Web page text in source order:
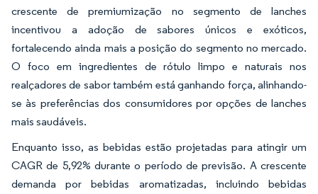
crescente de premiumização no segmento de lanches
incentivou a adoção de sabores únicos e exóticos,
fortalecendo ainda mais a posição do segmento no mercado.
O foco em ingredientes de rótulo limpo e naturais nos
realçadores de sabor também está ganhando força, alinhando-
se às preferências dos consumidores por opções de lanches
mais saudáveis.
Enquanto isso, as bebidas estão projetadas para atingir um
CAGR de 5,92% durante o período de previsão. A crescente
demanda por bebidas aromatizadas, incluindo bebidas